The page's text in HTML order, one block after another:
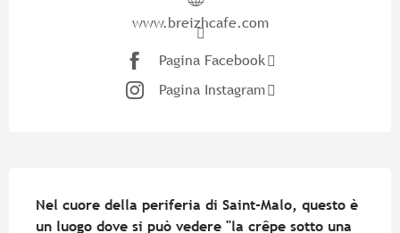
www.breizhcafe.com
Pagina Facebook
Pagina Instagram
Nel cuore della periferia di Saint-Malo, questo è
un luogo dove si può vedere "la crêpe sotto una